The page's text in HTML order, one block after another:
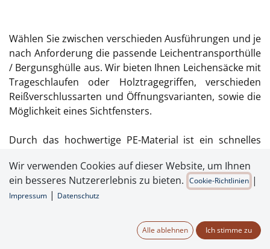
Wählen Sie zwischen verschieden Ausführungen und je
nach Anforderung die passende Leichentransporthülle
/ Bergunsghülle aus. Wir bieten Ihnen Leichensäcke mit
Trageschlaufen oder Holztragegriffen, verschieden
Reißverschlussarten und Öffnungsvarianten, sowie die
Möglichkeit eines Sichtfensters.
Durch das hochwertige PE-Material ist ein schnelles
in den Farben weiß oder optional schwarz lieferbar.
Alle Leichenhüllen entsprechen der VDI-Richtlinie 3891.
Die Leichenabdeckfolie ist in schwarz als blickdichte
Wir verwenden Cookies auf dieser Website, um Ihnen
ein besseres Nutzererlebnis zu bieten. Cookie-Richtlinien |
Impressum | Datenschutz
Alle ablehnen Ich stimme zu